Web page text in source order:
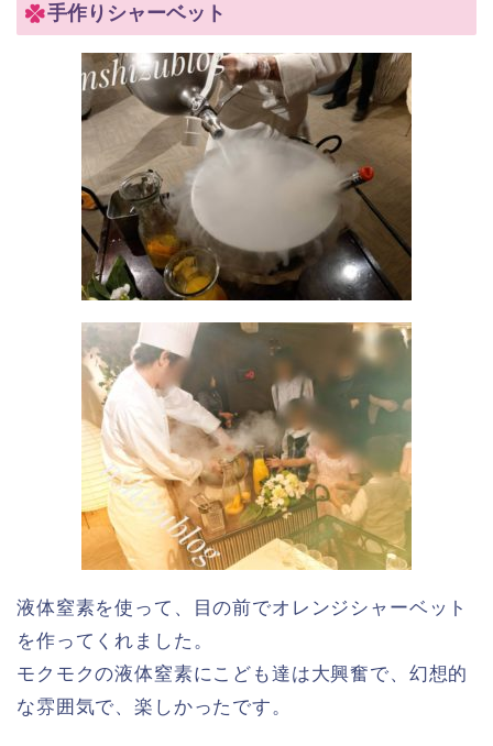
手作りシャーベット
液体窒素を使って、目の前でオレンジシャーベット
を作ってくれました。
モクモクの液体窒素にこども達は大興奮で、幻想的
な雰囲気で、楽しかったです。